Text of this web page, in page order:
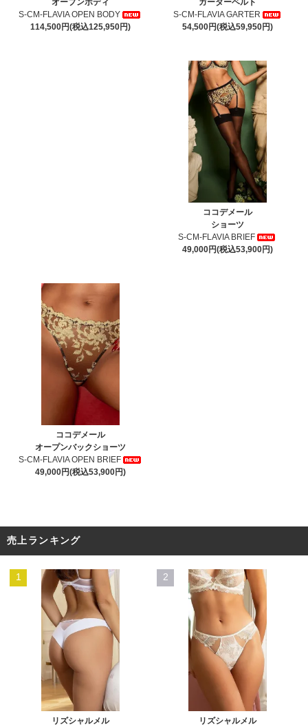
オープンボディ
S-CM-FLAVIA OPEN BODY
114,500円(税込125,950円)
ガーターベルト
S-CM-FLAVIA GARTER
54,500円(税込59,950円)
ココデメール
ショーツ
S-CM-FLAVIA BRIEF
49,000円(税込53,900円)
ココデメール
オープンバックショーツ
S-CM-FLAVIA OPEN BRIEF
49,000円(税込53,900円)
売上ランキング
1
リズシャルメル
2
リズシャルメル